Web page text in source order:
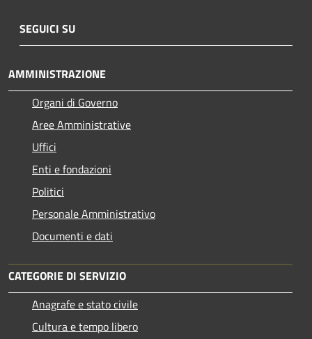
SEGUICI SU
AMMINISTRAZIONE
Organi di Governo
Aree Amministrative
Uffici
Enti e fondazioni
Politici
Personale Amministrativo
Documenti e dati
CATEGORIE DI SERVIZIO
Anagrafe e stato civile
Cultura e tempo libero